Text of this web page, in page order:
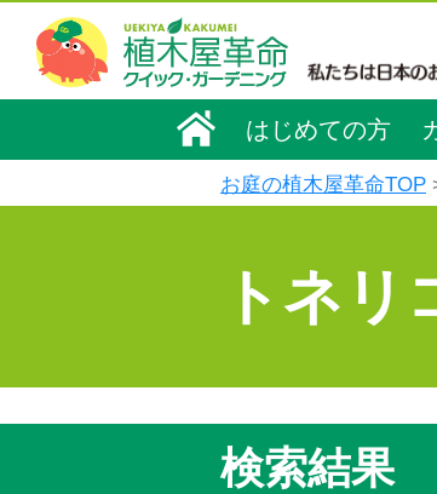
はじめての方
お庭の植木屋革命TOP
トネ
検索結果